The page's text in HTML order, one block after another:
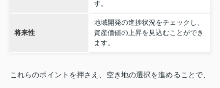
す。
将来性
地域開発の進捗状況をチェックし、
資産価値の上昇を見込むことができ
ます。
これらのポイントを押さえ、空き地の選択を進めることで、